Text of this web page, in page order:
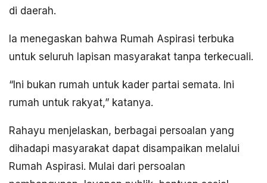
di daerah.
Ia menegaskan bahwa Rumah Aspirasi terbuka
untuk seluruh lapisan masyarakat tanpa terkecuali.
“Ini bukan rumah untuk kader partai semata. Ini
rumah untuk rakyat,” katanya.
Rahayu menjelaskan, berbagai persoalan yang
dihadapi masyarakat dapat disampaikan melalui
Rumah Aspirasi. Mulai dari persoalan